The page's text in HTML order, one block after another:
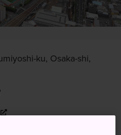
ku, Osaka-shi,